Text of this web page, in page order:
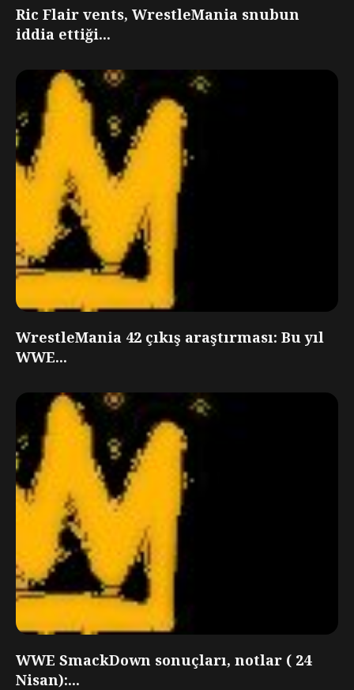
Ric Flair vents, WrestleMania snubun
iddia ettiği...
WrestleMania 42 çıkış araştırması: Bu yıl
WWE...
WWE SmackDown sonuçları, notlar ( 24
Nisan):...